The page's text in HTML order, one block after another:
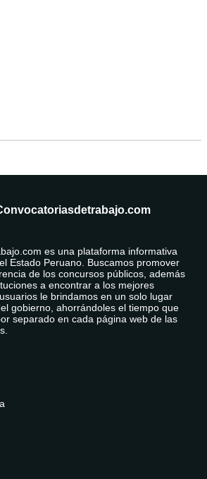
es una plataforma informativa
Estado Peruano. Buscamos promover
de los concursos públicos, además
a encontrar a los mejores
le brindamos en un solo lugar
gobierno, ahorrándoles el tiempo que
separado en cada página web de las